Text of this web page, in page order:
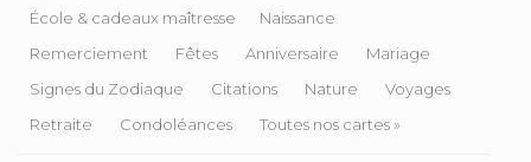
École & cadeaux maîtresse
Naissance
Remerciement
Fêtes Anniversaire
Mariage
Signes du Zodiaque
Citations Nature
Voyages
Retraite
Condoléances Toutes nos cartes »